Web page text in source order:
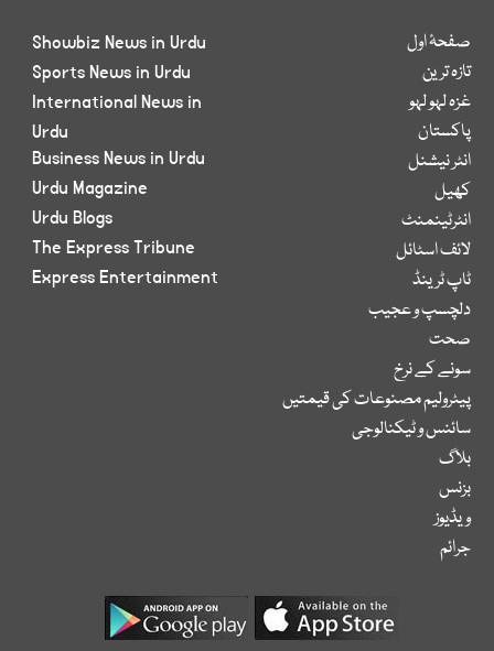
صفحۂ اول
تازہ ترین
غزہ لہو لہو
پاکستان
انٹر نیشنل
کھیل
انٹرٹینمنٹ
لائف اسٹائل
ٹاپ ٹرینڈ
دلچسپ و عجیب
صحت
سونے کے نرخ
پیٹرولیم مصنوعات کی قیمتیں
سائنس و ٹیکنالوجی
بلاگ
بزنس
ویڈیوز
جرائم
Showbiz News in Urdu
Sports News in Urdu
International News in
Urdu
Business News in Urdu
Urdu Magazine
Urdu Blogs
The Express Tribune
Express Entertainment